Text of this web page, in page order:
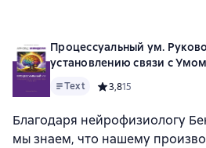
Процессуальный ум.
установлению связи с
Text Средний рейтинг 3,8
3,815
Благодаря нейрофизиологу
мы знаем, что нашему